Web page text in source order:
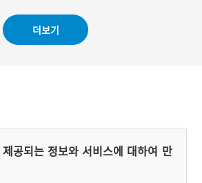
연극처
더보기
공되는 정보와 서비스에 대하여 만